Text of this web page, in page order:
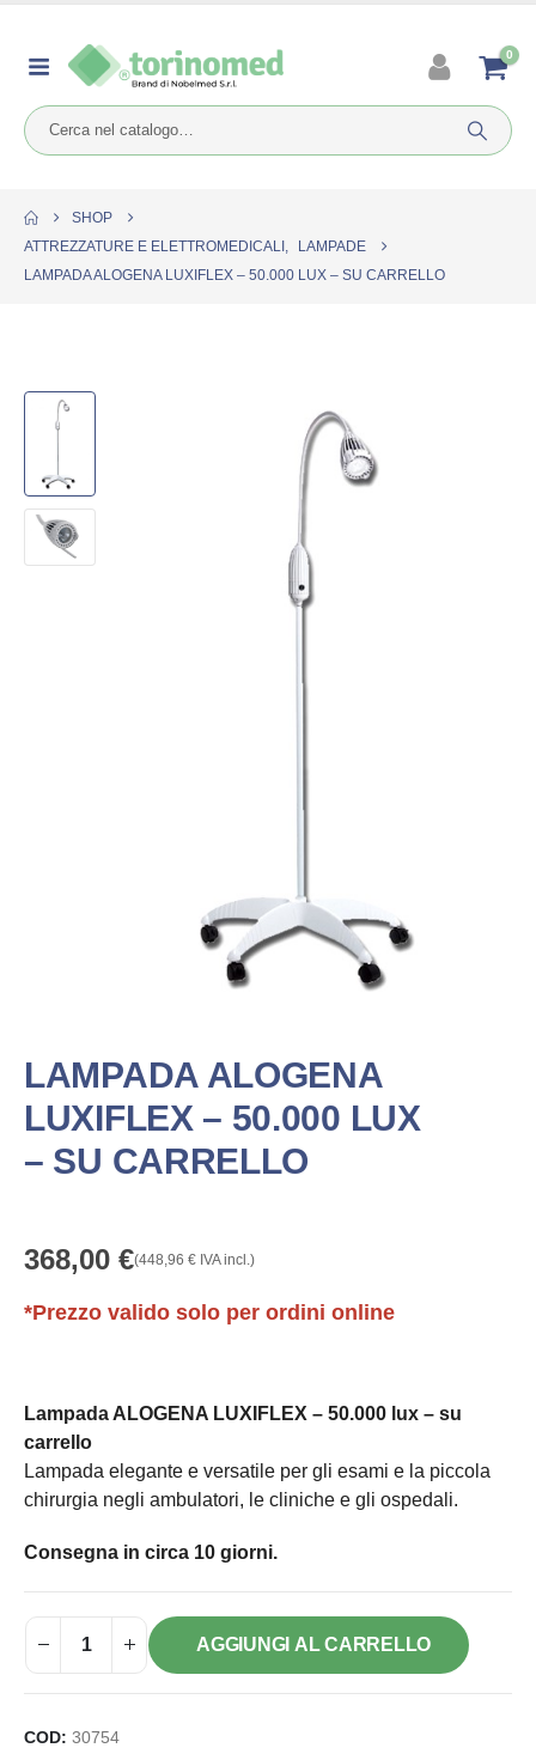
0
SHOP
ATTREZZATURE E ELETTROMEDICALI ,
LAMPADE
LAMPADA ALOGENA LUXIFLEX – 50.000 LUX – SU CARRELLO
LAMPADA ALOGENA
LUXIFLEX – 50.000 LUX
– SU CARRELLO
368,00 €(448,96 € IVA incl.)
*Prezzo valido solo per ordini online
Lampada ALOGENA LUXIFLEX – 50.000 lux – su
carrello
Lampada elegante e versatile per gli esami e la piccola
chirurgia negli ambulatori, le cliniche e gli ospedali.
Consegna in circa 10 giorni.
AGGIUNGI AL CARRELLO
COD: 30754